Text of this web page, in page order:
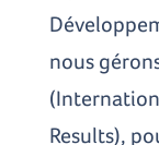
nous
Results),